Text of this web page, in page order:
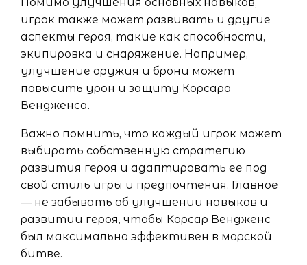
игрок также может развивать и другие
аспекты героя, такие как способности,
экипировка и снаряжение. Например,
улучшение оружия и брони может
повысить урон и защиту Корсара
Вендженса.
Важно помнить, что каждый игрок может
выбирать собственную стратегию
развития героя и адаптировать ее под
свой стиль игры и предпочтения. Главное
— не забывать об улучшении навыков и
развитии героя, чтобы Корсар Вендженс
был максимально эффективен в морской
битве.